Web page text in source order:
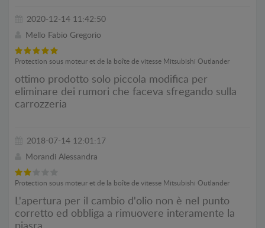
2020-12-14 11:42:50
Mello Fabio Gregorio
Protection sous moteur et de la boîte de vitesse Mitsubishi Outlander
ottimo prodotto solo piccola modifica per
eliminare dei rumori che faceva sfregando sulla
carrozzeria
2018-07-14 12:01:17
Morandi Alessandra
Protection sous moteur et de la boîte de vitesse Mitsubishi Outlander
L'apertura per il cambio d'olio non è nel punto
corretto ed obbliga a rimuovere interamente la